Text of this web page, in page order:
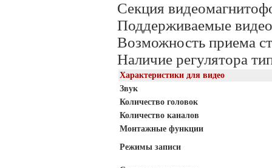
Секция
Поддерживаемые
Возможность приема
Наличие регулятора
Характеристики для видео
Звук
Количество головок
Количество каналов
Монтажные функции
Режимы записи